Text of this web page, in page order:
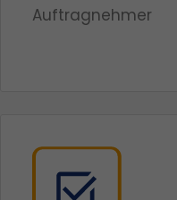
Auftragnehmer